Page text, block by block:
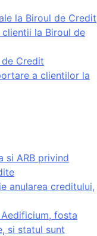
la Biroul de Credit
la Biroul de
Credit
a clientilor la
si ARB privind
anularea creditului,
fosta
si statul sunt